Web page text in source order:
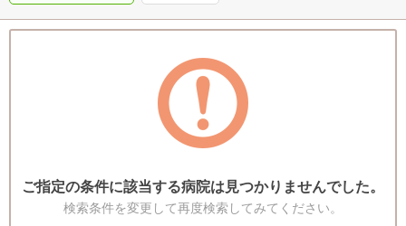
ご指定の条件に該当する病院は見つかりませんでした。
検索条件を変更して再度検索してみてください。